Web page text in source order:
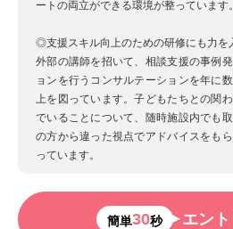
ートの両立ができる環境が整っています。
◎支援スキル向上のための研修にも力を
外部の講師を招いて、相談支援の事例
ョンを行うコンサルテーションを年に
上を図っています。子どもたちとの関
でいることについて、随時施設内でも
の方から違った視点でアドバイスをも
っています。
簡単30秒 エン